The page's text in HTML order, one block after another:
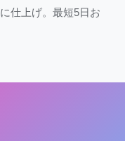
仕上げ。最短5日お